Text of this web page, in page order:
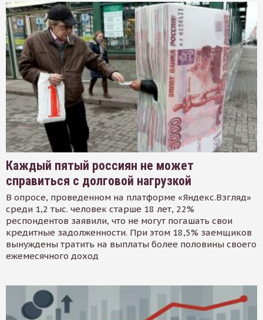
Каждый пятый россиян не может
справиться с долговой нагрузкой
В опросе, проведенном на платформе «Яндекс.Взгляд»
среди 1,2 тыс. человек старше 18 лет, 22%
респондентов заявили, что не могут погашать свои
кредитные задолженности. При этом 18,5% заемщиков
вынуждены тратить на выплаты более половины своего
ежемесячного доход